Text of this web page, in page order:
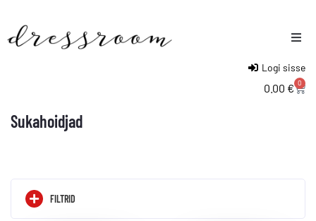
Logi sisse
0.00 € 0
Sukahoidjad
FILTRID